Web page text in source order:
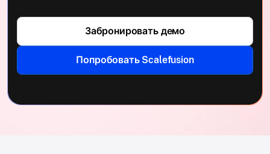
Забронировать демо
Попробовать Scalefusion